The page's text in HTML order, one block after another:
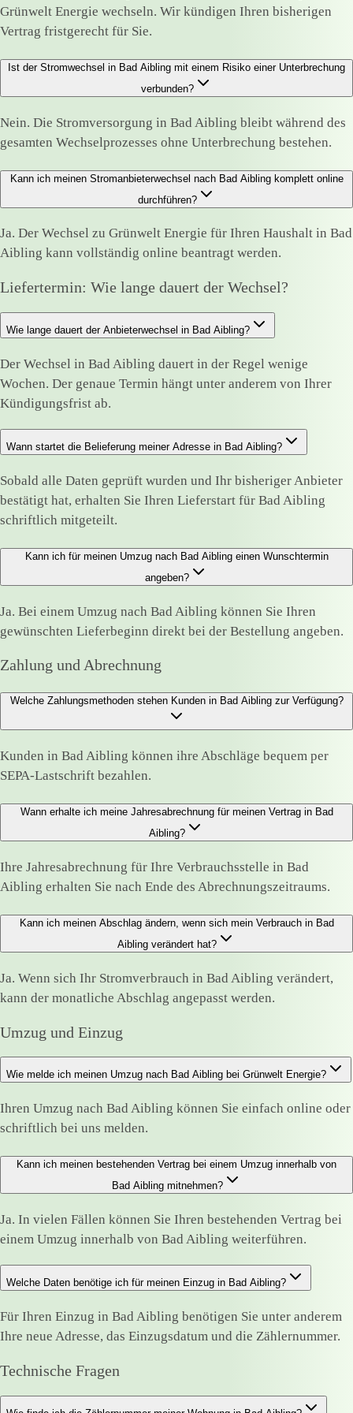
Grünwelt Energie wechseln. Wir kündigen Ihren bisherigen
Vertrag fristgerecht für Sie.
Ist der Stromwechsel in Bad Aibling mit einem Risiko einer Unterbrechung
verbunden?
Nein. Die Stromversorgung in Bad Aibling bleibt während des
gesamten Wechselprozesses ohne Unterbrechung bestehen.
Kann ich meinen Stromanbieterwechsel nach Bad Aibling komplett online
durchführen?
Ja. Der Wechsel zu Grünwelt Energie für Ihren Haushalt in Bad
Aibling kann vollständig online beantragt werden.
Liefertermin: Wie lange dauert der Wechsel?
Wie lange dauert der Anbieterwechsel in Bad Aibling?
Der Wechsel in Bad Aibling dauert in der Regel wenige
Wochen. Der genaue Termin hängt unter anderem von Ihrer
Kündigungsfrist ab.
Wann startet die Belieferung meiner Adresse in Bad Aibling?
Sobald alle Daten geprüft wurden und Ihr bisheriger Anbieter
bestätigt hat, erhalten Sie Ihren Lieferstart für Bad Aibling
schriftlich mitgeteilt.
Kann ich für meinen Umzug nach Bad Aibling einen Wunschtermin
angeben?
Ja. Bei einem Umzug nach Bad Aibling können Sie Ihren
gewünschten Lieferbeginn direkt bei der Bestellung angeben.
Zahlung und Abrechnung
Welche Zahlungsmethoden stehen Kunden in Bad Aibling zur Verfügung?
Kunden in Bad Aibling können ihre Abschläge bequem per
SEPA-Lastschrift bezahlen.
Wann erhalte ich meine Jahresabrechnung für meinen Vertrag in Bad
Aibling?
Ihre Jahresabrechnung für Ihre Verbrauchsstelle in Bad
Aibling erhalten Sie nach Ende des Abrechnungszeitraums.
Kann ich meinen Abschlag ändern, wenn sich mein Verbrauch in Bad
Aibling verändert hat?
Ja. Wenn sich Ihr Stromverbrauch in Bad Aibling verändert,
kann der monatliche Abschlag angepasst werden.
Umzug und Einzug
Wie melde ich meinen Umzug nach Bad Aibling bei Grünwelt Energie?
Ihren Umzug nach Bad Aibling können Sie einfach online oder
schriftlich bei uns melden.
Kann ich meinen bestehenden Vertrag bei einem Umzug innerhalb von
Bad Aibling mitnehmen?
Ja. In vielen Fällen können Sie Ihren bestehenden Vertrag bei
einem Umzug innerhalb von Bad Aibling weiterführen.
Welche Daten benötige ich für meinen Einzug in Bad Aibling?
Für Ihren Einzug in Bad Aibling benötigen Sie unter anderem
Ihre neue Adresse, das Einzugsdatum und die Zählernummer.
Technische Fragen